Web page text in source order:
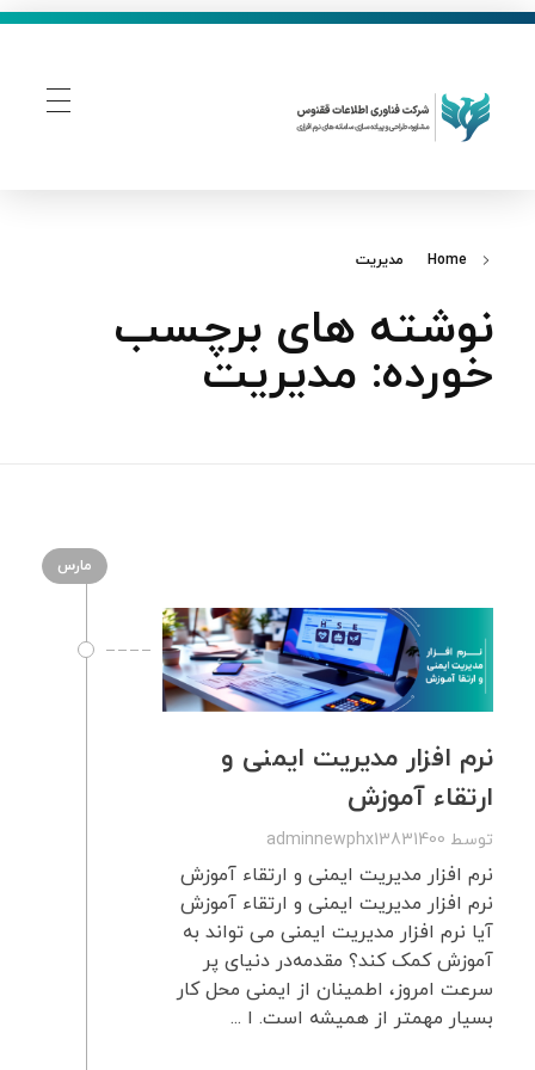
Home مدیریت
نوشته های برچسب
خورده: مدیریت
مارس
نرم افزار مدیریت ایمنی و
ارتقاء آموزش
توسط adminnewphx13831400
نرم افزار مدیریت ایمنی و ارتقاء آموزش
نرم افزار مدیریت ایمنی و ارتقاء آموزش
آیا نرم افزار مدیریت ایمنی می تواند به
آموزش کمک کند؟ مقدمه‌در دنیای پر
سرعت امروز، اطمینان از ایمنی محل کار
بسیار مهمتر از همیشه است. ا ...